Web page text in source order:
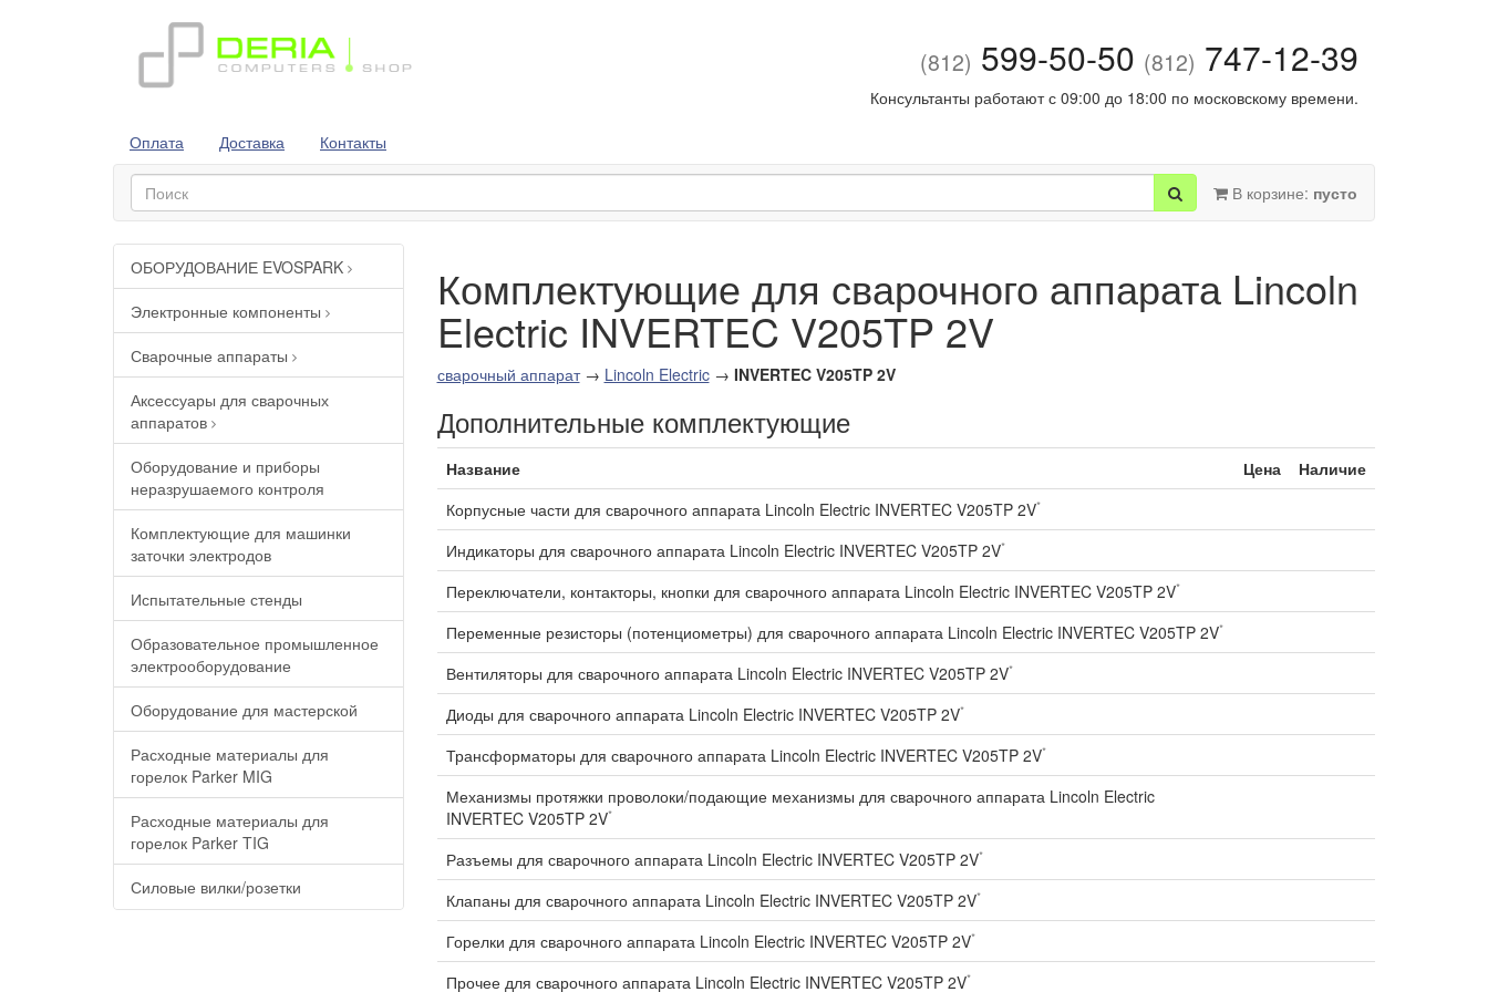
(812) 599-50-50 (812) 747-12-39
Консультанты работают с 09:00 до 18:00 по московскому времени.
Оплата
Доставка Контакты
В корзине: пусто
ОБОРУДОВАНИЕ EVOSPARK
Электронные компоненты
Сварочные аппараты
Аксессуары для сварочных
аппаратов
Оборудование и приборы
неразрушаемого контроля
Комплектующие для машинки
заточки электродов
Испытательные стенды
Образовательное промышленное
электрооборудование
Оборудование для мастерской
Расходные материалы для
горелок Parker MIG
Расходные материалы для
горелок Parker TIG
Силовые вилки/розетки
Комплектующие для сварочного аппарата Lincoln
Electric INVERTEC V205TP 2V
сварочный аппарат→ Lincoln Electric→ INVERTEC V205TP 2V
Дополнительные комплектующие
Название Цена
Наличие
Корпусные части для сварочного аппарата Lincoln Electric INVERTEC V205TP 2V*
Индикаторы для сварочного аппарата Lincoln Electric INVERTEC V205TP 2V*
Переключатели, контакторы, кнопки для сварочного аппарата Lincoln Electric INVERTEC V205TP 2V*
Переменные резисторы (потенциометры) для сварочного аппарата Lincoln Electric INVERTEC V205TP 2V*
Вентиляторы для сварочного аппарата Lincoln Electric INVERTEC V205TP 2V*
Диоды для сварочного аппарата Lincoln Electric INVERTEC V205TP 2V*
Трансформаторы для сварочного аппарата Lincoln Electric INVERTEC V205TP 2V*
Механизмы протяжки проволоки/подающие механизмы для сварочного аппарата Lincoln Electric
INVERTEC V205TP 2V*
Разъемы для сварочного аппарата Lincoln Electric INVERTEC V205TP 2V*
Клапаны для сварочного аппарата Lincoln Electric INVERTEC V205TP 2V*
Горелки для сварочного аппарата Lincoln Electric INVERTEC V205TP 2V*
Прочее для сварочного аппарата Lincoln Electric INVERTEC V205TP 2V*